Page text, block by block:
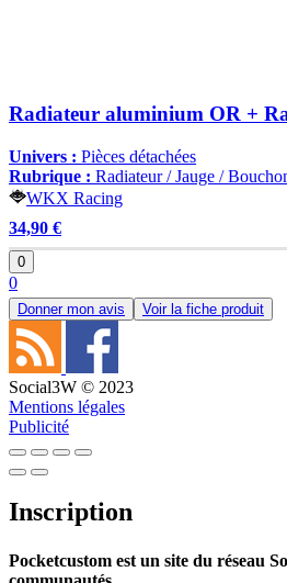
Radiateur aluminium OR +
Univers : Pièces détachées
Rubrique : Radiateur / Jauge /
WKX Racing
34,90 €
0
0
Donner mon avis Voir la fiche produit
Social3W © 2023
Mentions légales
Publicité
Inscription
Pocketcustom est un site du réseau